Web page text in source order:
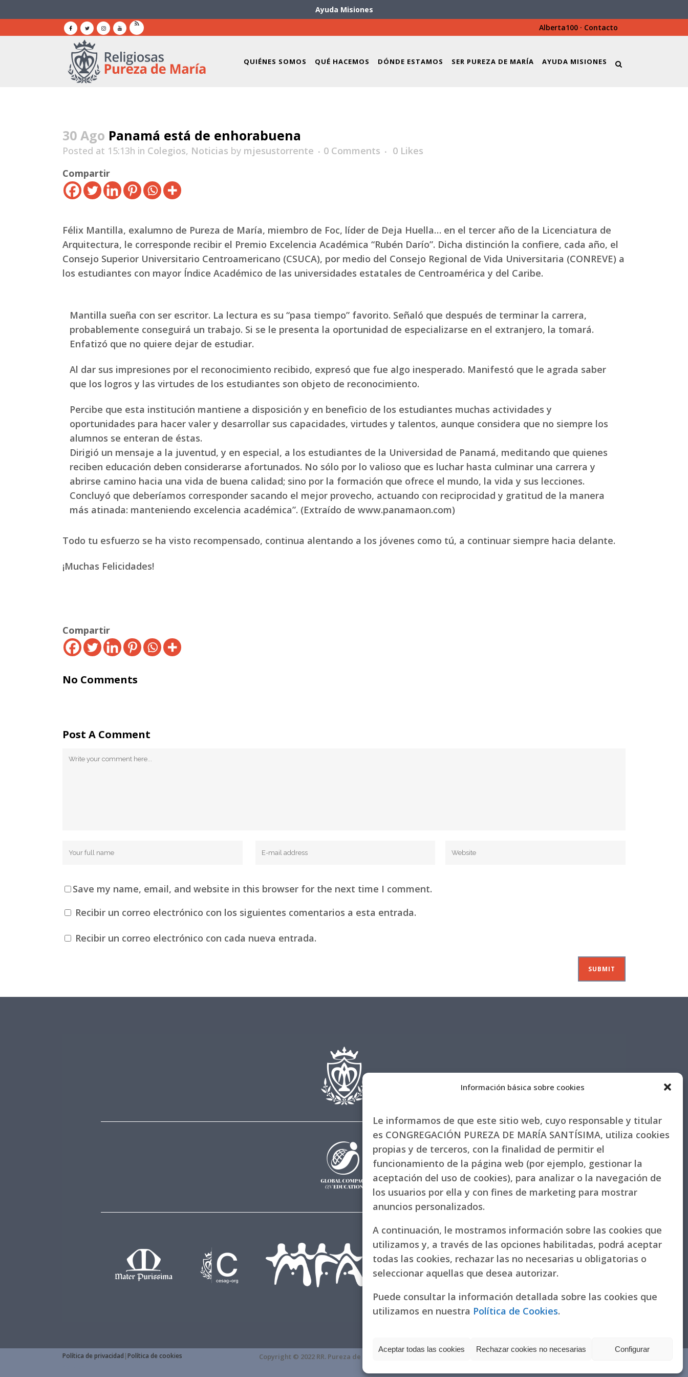
Información básica sobre cookies
Le informamos de que este sitio web, cuyo responsable y titular
es CONGREGACIÓN PUREZA DE MARÍA SANTÍSIMA, utiliza cookies
propias y de terceros, con la finalidad de permitir el
funcionamiento de la página web (por ejemplo, gestionar la
aceptación del uso de cookies), para analizar o la navegación de
los usuarios por ella y con fines de marketing para mostrar
anuncios personalizados.
A continuación, le mostramos información sobre las cookies que
utilizamos y, a través de las opciones habilitadas, podrá aceptar
todas las cookies, rechazar las no necesarias u obligatorias o
seleccionar aquellas que desea autorizar.
Puede consultar la información detallada sobre las cookies que
utilizamos en nuestra Política de Cookies.
Aceptar todas las cookies Rechazar cookies no necesarias Configurar
Ayuda Misiones
Alberta100 · Contacto
QUIÉNES SOMOS QUÉ HACEMOS DÓNDE ESTAMOS SER PUREZA DE MARÍA AYUDA MISIONES
30 Ago Panamá está de enhorabuena
Posted at 15:13h in Colegios, Noticias by mjesustorrente 0 Comments 0 Likes
Compartir
Félix Mantilla, exalumno de Pureza de María, miembro de Foc, líder de Deja Huella… en el tercer año de la Licenciatura de
Arquitectura, le corresponde recibir el Premio Excelencia Académica “Rubén Darío”. Dicha distinción la confiere, cada año, el
Consejo Superior Universitario Centroamericano (CSUCA), por medio del Consejo Regional de Vida Universitaria (CONREVE) a
los estudiantes con mayor Índice Académico de las universidades estatales de Centroamérica y del Caribe.
Mantilla sueña con ser escritor. La lectura es su “pasa tiempo” favorito. Señaló que después de terminar la carrera,
probablemente conseguirá un trabajo. Si se le presenta la oportunidad de especializarse en el extranjero, la tomará.
Enfatizó que no quiere dejar de estudiar.
Al dar sus impresiones por el reconocimiento recibido, expresó que fue algo inesperado. Manifestó que le agrada saber
que los logros y las virtudes de los estudiantes son objeto de reconocimiento.
Percibe que esta institución mantiene a disposición y en beneficio de los estudiantes muchas actividades y
oportunidades para hacer valer y desarrollar sus capacidades, virtudes y talentos, aunque considera que no siempre los
alumnos se enteran de éstas.
Dirigió un mensaje a la juventud, y en especial, a los estudiantes de la Universidad de Panamá, meditando que quienes
reciben educación deben considerarse afortunados. No sólo por lo valioso que es luchar hasta culminar una carrera y
abrirse camino hacia una vida de buena calidad; sino por la formación que ofrece el mundo, la vida y sus lecciones.
Concluyó que deberíamos corresponder sacando el mejor provecho, actuando con reciprocidad y gratitud de la manera
más atinada: manteniendo excelencia académica”. (Extraído de www.panamaon.com)
Todo tu esfuerzo se ha visto recompensado, continua alentando a los jóvenes como tú, a continuar siempre hacia delante.
¡Muchas Felicidades!
Compartir
No Comments
Post A Comment
Save my name, email, and website in this browser for the next time I comment.
Recibir un correo electrónico con los siguientes comentarios a esta entrada.
Recibir un correo electrónico con cada nueva entrada.
Política de privacidad |Política de cookies Copyright © 2022 RR. Pureza de María fake Rolex
Watches